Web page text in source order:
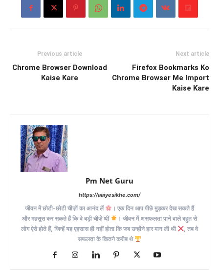
Previous article
Chrome Browser Download
Kaise Kare
Next article
Firefox Bookmarks Ko
Chrome Browser Me Import
Kaise Kare
Pm Net Guru
https://aaiyesikhe.com/
जीवन में छोटी-छोटी चीज़ों का आनंद लें
। एक दिन आप पीछे मुड़कर देख सकते हैं
और महसूस कर सकते हैं कि वे बड़ी चीज़ें थीं
। जीवन में असफलता पाने वाले बहुत से
लोग ऐसे होते हैं, जिन्हें यह एहसास ही नहीं होता कि जब उन्होंने हार मान ली थी
, तब वे
सफलता के कितने करीब थे